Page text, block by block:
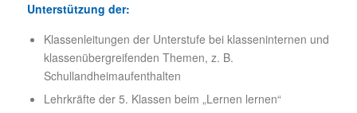
Unterstützung der:
Klassenleitungen der Unterstufe bei klasseninternen und
klassenübergreifenden Themen, z. B.
Schullandheimaufenthalten
Lehrkräfte der 5. Klassen beim „Lernen lernen“